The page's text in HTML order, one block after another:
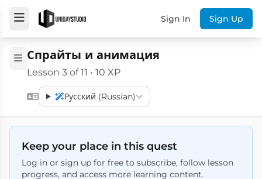
Sign In Sign Up
Спрайты и анимация
Lesson 3 of 11 • 10 XP
Русский (Russian)
Keep your place in this quest
Log in or sign up for free to subscribe, follow lesson
progress, and access more learning content.